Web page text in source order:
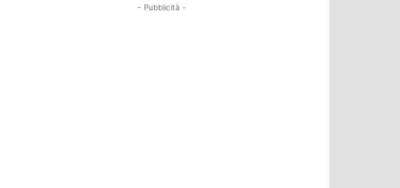
- Pubblicità -